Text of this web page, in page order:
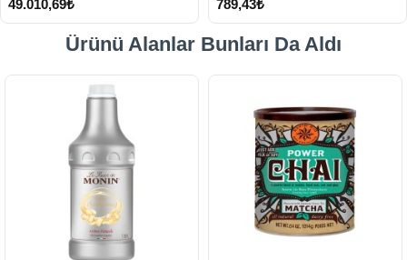
49.010,69₺ 789,43₺
Ürünü Alanlar Bunları Da Aldı